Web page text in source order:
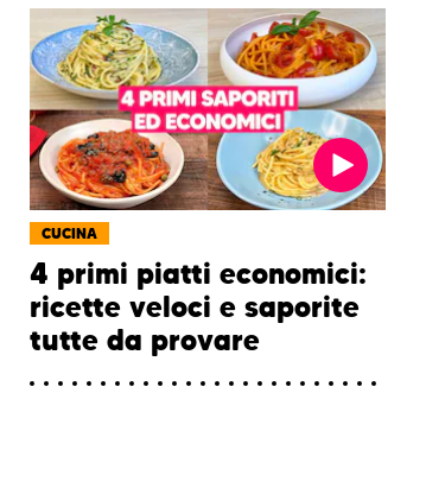
CUCINA
4 primi piatti economici:
ricette veloci e saporite
tutte da provare